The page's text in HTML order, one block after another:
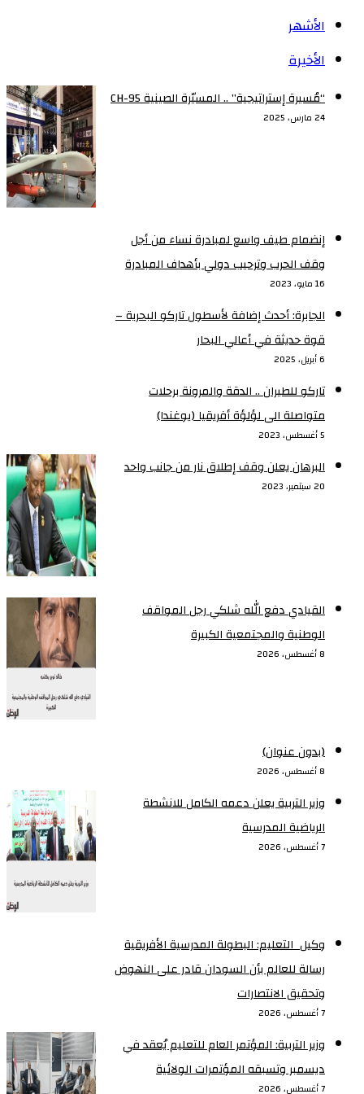
الأشهر
الأخيرة
“مُسيرة إستراتيجية” .. المسيّرة الصينية CH-95
24 مارس، 2025
إنضمام طيف واسع لمبادرة نساء من أجل
وقف الحرب وترحيب دولي بأهداف المبادرة
16 مايو، 2023
الجابرة: أحدث إضافة لأسطول تاركو البحرية –
قوة حديثة في أعالي البحار
6 أبريل، 2025
تاركو للطيران .. الدقة والمرونة برحلات
متواصلة الى لؤلؤة أفريقيا (يوغندا)
5 أغسطس، 2023
البرهان يعلن وقف إطلاق نار من جانب واحد
20 سبتمبر، 2023
القيادي دفع الله شلكي رجل المواقف
الوطنية والمجتمعية الكبيرة
8 أغسطس، 2026
(بدون عنوان)
8 أغسطس، 2026
وزير التربية يعلن دعمه الكامل للانشطة
الرياضية المدرسية
7 أغسطس، 2026
وكيل التعليم: البطولة المدرسية الأفريقية
رسالة للعالم بأن السودان قادر على النهوض
وتحقيق الانتصارات
7 أغسطس، 2026
وزير التربية: المؤتمر العام للتعليم يُعقد في
ديسمبر وتسبقه المؤتمرات الولائية
7 أغسطس، 2026